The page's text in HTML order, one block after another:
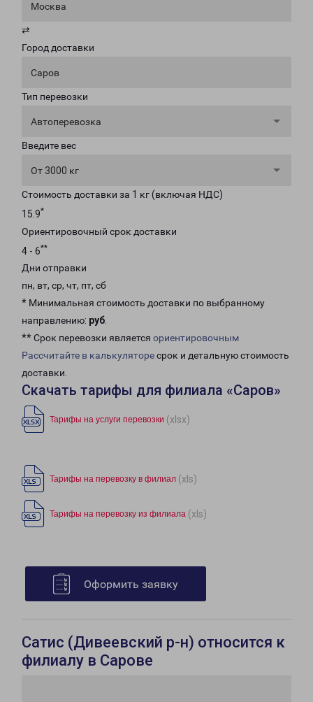
Москва
⇄
Город доставки
Саров
Тип перевозки
Автоперевозка
Введите вес
От 3000 кг
Стоимость доставки за 1 кг (включая НДС)
15.9*
Ориентировочный срок доставки
4 - 6**
Дни отправки
пн, вт, ср, чт, пт, сб
* Минимальная стоимость доставки по выбранному
направлению: руб.
** Срок перевозки является ориентировочным
Рассчитайте в калькуляторесрок и детальную стоимость
доставки.
Скачать тарифы для филиала «Саров»
Тарифы на услуги перевозки (xlsx)
Тарифы на перевозку в филиал (xls)
Тарифы на перевозку из филиала (xls)
Оформить заявку
Сатис (Дивеевский р-н) относится к
филиалу в Сарове